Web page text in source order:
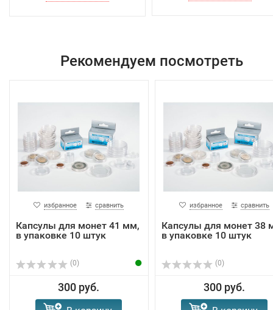
Рекомендуем посмотреть
избранное сравнить
Капсулы для монет 41 мм,
в упаковке 10 штук
(0)
300 руб.
избранное сравнить
Капсулы для монет 38
в упаковке 10 штук
(0)
300 руб.